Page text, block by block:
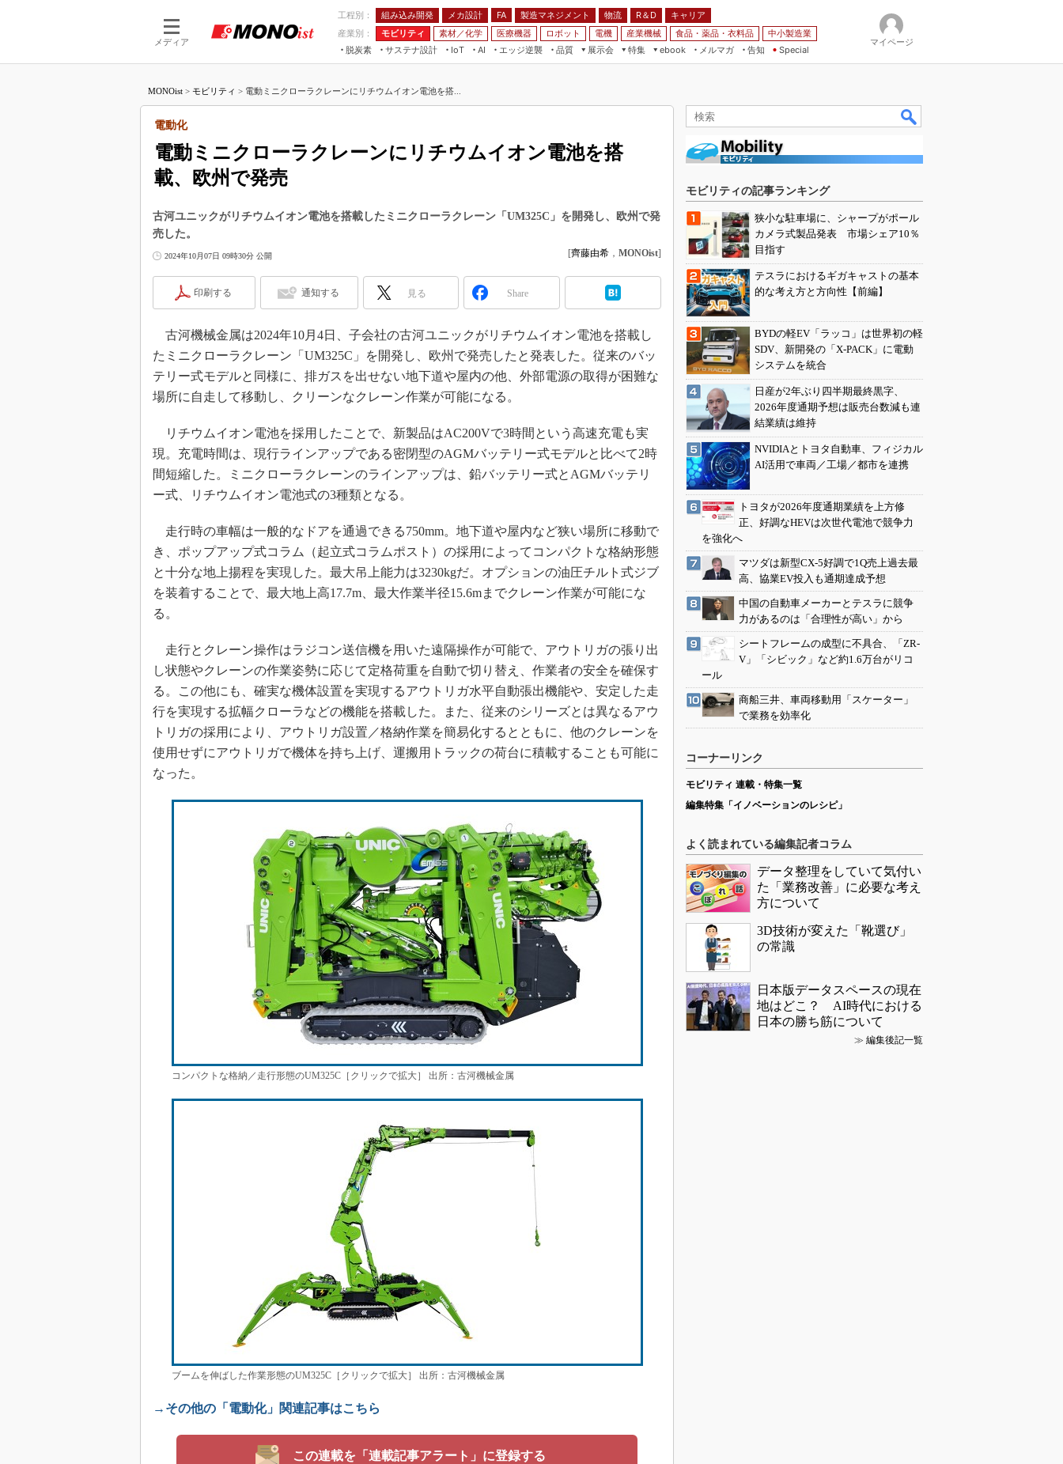
メディア
工程別： 組み込み開発 メカ設計 FA 製造マネジメント 物流 R＆D
キャリア
産業別：
モビリティ 素材／化学 医療機器 ロボット 電機 産業機械 食品・薬品・衣料品
中小製造業
脱炭素
サステナ設計
IoT
つながる工場
AI
AI×設備保全
エッジ逆襲 品質
展示会
JIMTOF
IIFES
TECHNO-FRONTIER
EdgeTech+
産業オープンネット展
特集
フィールドサービス
組み込み画像技術
車載ソフト開発
ISO26262
無償設計ツール
3Dプリンタ
デジタルツインとCAE
インダストリー4.0
イノベーション
製造業ビッグデータ
植物工場
知財マネジメント
海外生産
新型コロナへの対応
ebook
FA
メルマガ
告知 Special
マイページ
MONOist > モビリティ > 電動ミニクローラクレーンにリチウムイオン電池を搭...
電動ミニクローラクレーンにリチウムイオン電池を搭
載、欧州で発売
電動化
古河ユニックがリチウムイオン電池を搭載したミニクローラクレーン「UM325C」を開発し、欧州で発
売した。
2024年10月07日 09時30分 公開 [齊藤由希 ， MONOist]
印刷する 通知する 見る Share
古河機械金属は2024年10月4日、子会社の古河ユニックがリチウムイオン電池を搭載し
たミニクローラクレーン「UM325C」を開発し、欧州で発売したと発表した。従来のバッ
テリー式モデルと同様に、排ガスを出せない地下道や屋内の他、外部電源の取得が困難な
場所に自走して移動し、クリーンなクレーン作業が可能になる。
リチウムイオン電池を採用したことで、新製品はAC200Vで3時間という高速充電も実
現。充電時間は、現行ラインアップである密閉型のAGMバッテリー式モデルと比べて2時
間短縮した。ミニクローラクレーンのラインアップは、鉛バッテリー式とAGMバッテリ
ー式、リチウムイオン電池式の3種類となる。
走行時の車幅は一般的なドアを通過できる750mm。地下道や屋内など狭い場所に移動で
き、ポップアップ式コラム（起立式コラムポスト）の採用によってコンパクトな格納形態
と十分な地上揚程を実現した。最大吊上能力は3230kgだ。オプションの油圧チルト式ジブ
を装着することで、最大地上高17.7m、最大作業半径15.6mまでクレーン作業が可能にな
る。
走行とクレーン操作はラジコン送信機を用いた遠隔操作が可能で、アウトリガの張り出
し状態やクレーンの作業姿勢に応じて定格荷重を自動で切り替え、作業者の安全を確保す
る。この他にも、確実な機体設置を実現するアウトリガ水平自動張出機能や、安定した走
行を実現する拡幅クローラなどの機能を搭載した。また、従来のシリーズとは異なるアウ
トリガの採用により、アウトリガ設置／格納作業を簡易化するとともに、他のクレーンを
使用せずにアウトリガで機体を持ち上げ、運搬用トラックの荷台に積載することも可能に
なった。
コンパクトな格納／走行形態のUM325C［クリックで拡大］ 出所：古河機械金属
ブームを伸ばした作業形態のUM325C［クリックで拡大］ 出所：古河機械金属
→その他の「電動化」関連記事はこちら
この連載を「連載記事アラート」に登録する
モビリティの記事ランキング
狭小な駐車場に、シャープがポール
カメラ式製品発表 市場シェア10％
目指す
テスラにおけるギガキャストの基本
的な考え方と方向性【前編】
BYDの軽EV「ラッコ」は世界初の軽
SDV、新開発の「X-PACK」に電動
システムを統合
日産が2年ぶり四半期最終黒字、
2026年度通期予想は販売台数減も連
結業績は維持
NVIDIAとトヨタ自動車、フィジカル
AI活用で車両／工場／都市を連携
トヨタが2026年度通期業績を上方修
正、好調なHEVは次世代電池で競争力
を強化へ
マツダは新型CX-5好調で1Q売上過去最
高、協業EV投入も通期達成予想
中国の自動車メーカーとテスラに競争
力があるのは「合理性が高い」から
シートフレームの成型に不具合、「ZR-
V」「シビック」など約1.6万台がリコ
ール
商船三井、車両移動用「スケーター」
で業務を効率化
コーナーリンク
モビリティ 連載・特集一覧
編集特集「イノベーションのレシピ」
よく読まれている編集記者コラム
データ整理をしていて気付い
た「業務改善」に必要な考え
方について
3D技術が変えた「靴選び」
の常識
日本版データスペースの現在
地はどこ？ AI時代における
日本の勝ち筋について
≫ 編集後記一覧